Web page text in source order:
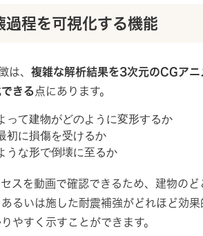
過程を可視化する機能
は、 複雑な解析結果を3次元のCGアニ
きる 点にあります。
って建物がどのように変形するか
初に損傷を受けるか
うな形で倒壊に至るか
スを動画で確認できるため、建物のど
るいは施した耐震補強がどれほど効果
やすく示すことができます。